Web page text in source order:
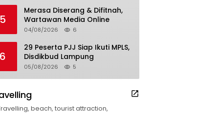
Merasa Diserang & Difitnah,
Wartawan Media Online
04/08/2026 6
29 Peserta PJJ Siap Ikuti MPLS,
Disdikbud Lampung
05/08/2026 5
beach, tourist attraction,